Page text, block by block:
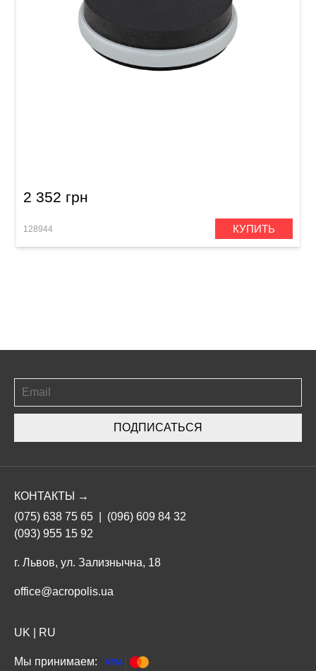
2 352 грн
128944 КУПИТЬ
ПОДПИСАТЬСЯ
КОНТАКТЫ →
(075) 638 75 65
(096) 609 84 32
(093) 955 15 92
г. Львов, ул. Зализнычна, 18
office@acropolis.ua
UK RU
Мы принимаем: